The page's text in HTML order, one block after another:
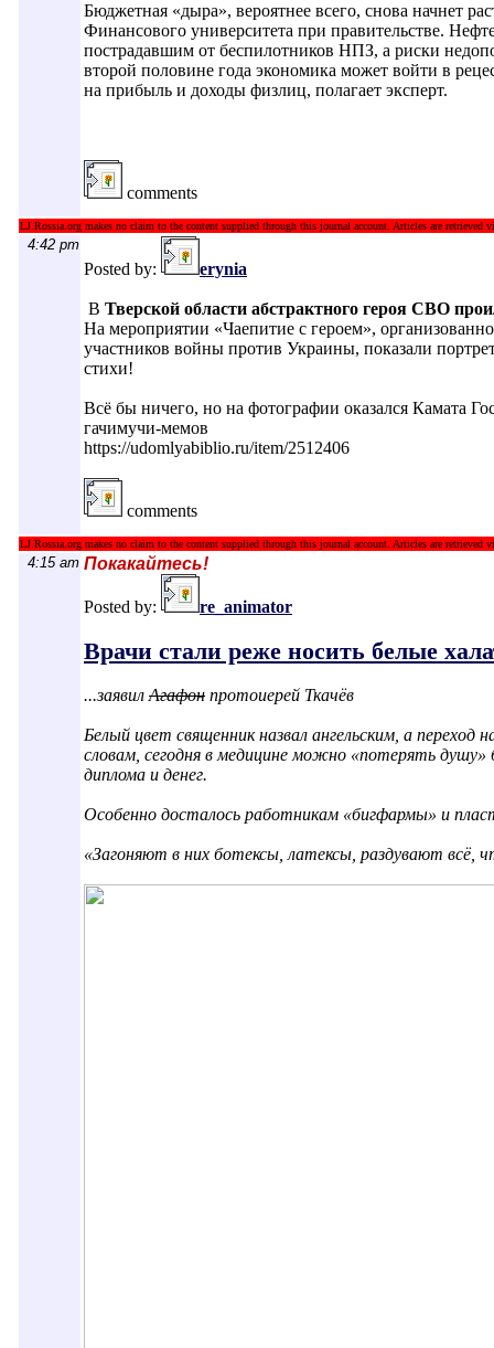
Бюджетная «дыра», вероятнее всего, снова начнет
Финансового университета при правительстве.
пострадавшим от беспилотников НПЗ, а риски
второй половине года экономика может войти в
на прибыль и доходы физлиц, полагает эксперт.
comments
LJ.Rossia.org makes no claim to the content supplied through this journal account. Articles are retrieved
4:42 pm
Posted by: erynia
В Тверской области абстрактного героя СВО
На мероприятии «Чаепитие с героем»,
участников войны против Украины, показали
стихи!
Всё бы ничего, но на фотографии оказался Камата
гачимучи-мемов
https://udomlyabiblio.ru/item/2512406
comments
LJ.Rossia.org makes no claim to the content supplied through this journal account. Articles are retrieved
4:15 am Покакайтесь!
Posted by: re_animator
Врачи стали реже носить белые
...заявил Агафон протоиерей Ткачёв
Белый цвет священник назвал ангельским, а
словам, сегодня в медицине можно «потерять
диплома и денег.
Особенно досталось работникам «бигфармы» и
«Загоняют в них ботексы, латексы, раздувают